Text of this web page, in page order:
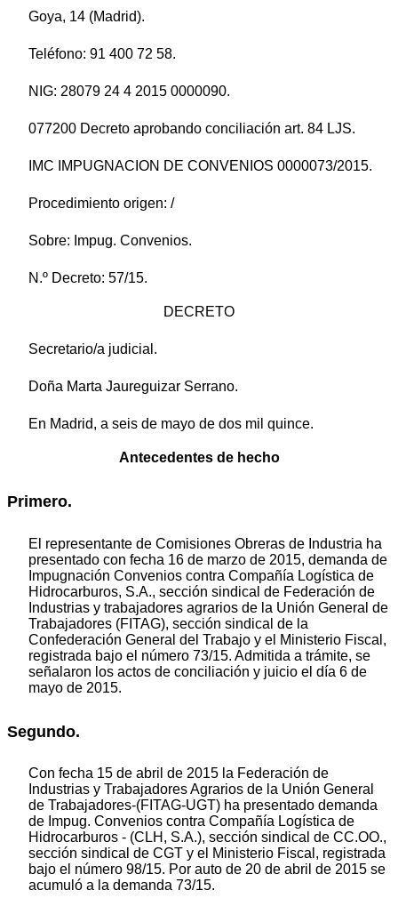
Goya, 14 (Madrid).
Teléfono: 91 400 72 58.
NIG: 28079 24 4 2015 0000090.
077200 Decreto aprobando conciliación art. 84 LJS.
IMC IMPUGNACION DE CONVENIOS 0000073/2015.
Procedimiento origen: /
Sobre: Impug. Convenios.
N.º Decreto: 57/15.
DECRETO
Secretario/a judicial.
Doña Marta Jaureguizar Serrano.
En Madrid, a seis de mayo de dos mil quince.
Antecedentes de hecho
Primero.
El representante de Comisiones Obreras de Industria ha
presentado con fecha 16 de marzo de 2015, demanda de
Impugnación Convenios contra Compañía Logística de
Hidrocarburos, S.A., sección sindical de Federación de
Industrias y trabajadores agrarios de la Unión General de
Trabajadores (FITAG), sección sindical de la
Confederación General del Trabajo y el Ministerio Fiscal,
registrada bajo el número 73/15. Admitida a trámite, se
señalaron los actos de conciliación y juicio el día 6 de
mayo de 2015.
Segundo.
Con fecha 15 de abril de 2015 la Federación de
Industrias y Trabajadores Agrarios de la Unión General
de Trabajadores-(FITAG-UGT) ha presentado demanda
de Impug. Convenios contra Compañía Logística de
Hidrocarburos - (CLH, S.A.), sección sindical de CC.OO.,
sección sindical de CGT y el Ministerio Fiscal, registrada
bajo el número 98/15. Por auto de 20 de abril de 2015 se
acumuló a la demanda 73/15.